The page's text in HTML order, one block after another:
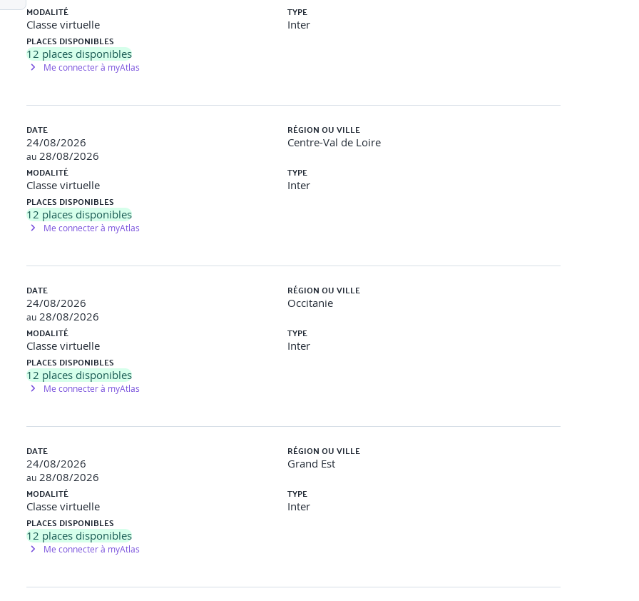
ISO 31000)
simplifiée.
sécurité.
2022)
MODALITÉ
Classe virtuelle
TYPE
Inter
PLACES DISPONIBLES
12 places disponibles
Me connecter à myAtlas
DATE
24/08/2026
au 28/08/2026
RÉGION OU VILLE
Centre-Val de Loire
MODALITÉ
Classe virtuelle
TYPE
Inter
PLACES DISPONIBLES
12 places disponibles
Me connecter à myAtlas
DATE
24/08/2026
au 28/08/2026
RÉGION OU VILLE
Occitanie
MODALITÉ
Classe virtuelle
TYPE
Inter
PLACES DISPONIBLES
12 places disponibles
Me connecter à myAtlas
DATE
24/08/2026
au 28/08/2026
RÉGION OU VILLE
Grand Est
MODALITÉ
Classe virtuelle
TYPE
Inter
PLACES DISPONIBLES
12 places disponibles
Me connecter à myAtlas